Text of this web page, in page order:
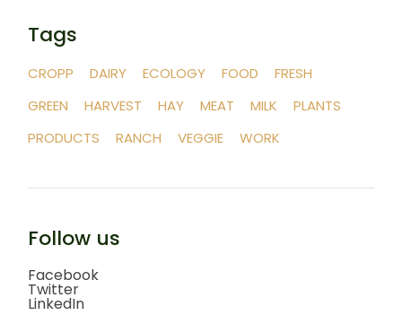
Tags
CROPP DAIRY ECOLOGY FOOD
FRESH
GREEN
HARVEST HAY MEAT MILK
PLANTS
PRODUCTS
RANCH VEGGIE WORK
Follow us
Facebook
Twitter
LinkedIn